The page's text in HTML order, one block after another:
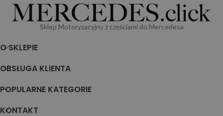
Sklep Motoryzacyjny z częściami do Mercedesa
O SKLEPIE
OBSŁUGA KLIENTA
POPULARNE KATEGORIE
KONTAKT